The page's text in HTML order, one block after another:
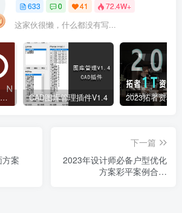
633 0 41 72.4W+
这家伙很懒，什么都没有写...
dop设计插件，让每个设计师都能享受到CAD制图的乐趣 CAD图库管理插件V1.4
案
下一篇
2023年设计师必备户型优化
方案彩平案例合集